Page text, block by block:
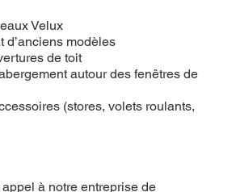
Velux
d’anciens modèles
de toit
autour des fenêtres de
(stores, volets roulants,
à notre entreprise de